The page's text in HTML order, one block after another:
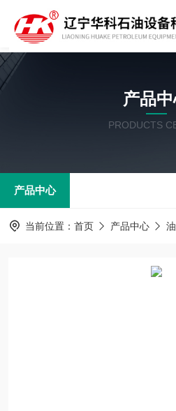
产品
PRODUCTS
产品中心
当前位置： 首页 产品中心